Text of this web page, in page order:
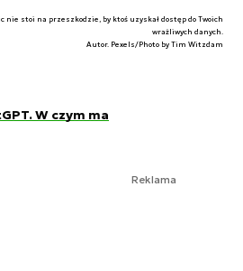
nie stoi na przeszkodzie, by ktoś uzyskał dostęp do Twoich
wrażliwych danych.
Autor. Pexels/Photo by Tim Witzdam
W czym ma
Reklama